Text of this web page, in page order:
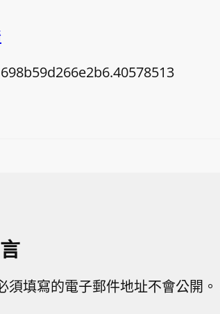
須填寫的電子郵件地址不會公開。